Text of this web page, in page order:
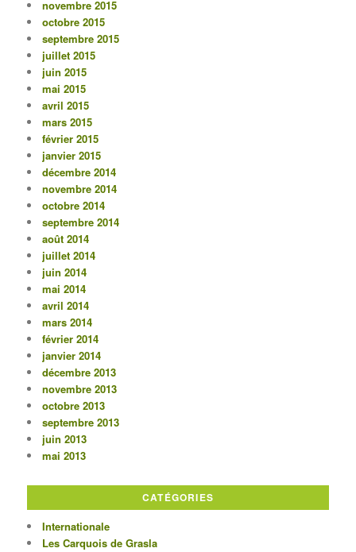
novembre 2015
octobre 2015
septembre 2015
juillet 2015
juin 2015
mai 2015
avril 2015
mars 2015
février 2015
janvier 2015
décembre 2014
novembre 2014
octobre 2014
septembre 2014
août 2014
juillet 2014
juin 2014
mai 2014
avril 2014
mars 2014
février 2014
janvier 2014
décembre 2013
novembre 2013
octobre 2013
septembre 2013
juin 2013
mai 2013
CATÉGORIES
Internationale
Les Carquois de Grasla